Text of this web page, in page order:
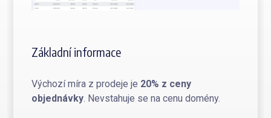
Základní informace
Výchozí míra z prodeje je 20% z ceny
objednávky. Nevstahuje se na cenu domény.